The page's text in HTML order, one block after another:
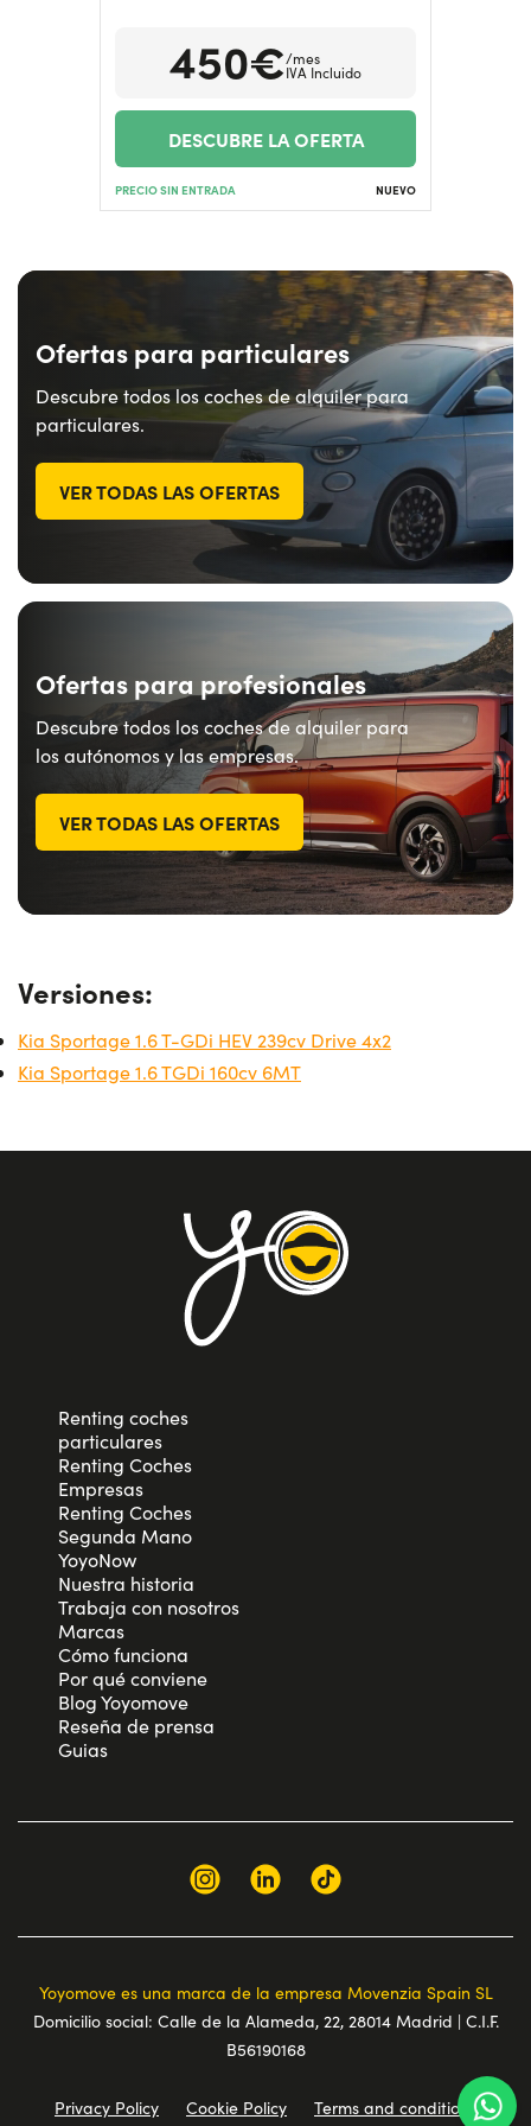
¿Necesitas ayuda?450€/mes
IVA Incluido
DESCUBRE LA OFERTA
PRECIO SIN ENTRADA NUEVO
Ofertas para particulares
Descubre todos los coches de alquiler para
particulares.
VER TODAS LAS OFERTAS
Ofertas para profesionales
Descubre todos los coches de alquiler para
los autónomos y las empresas.
VER TODAS LAS OFERTAS
Versiones:
Kia Sportage 1.6 T-GDi HEV 239cv Drive 4x2
Kia Sportage 1.6 TGDi 160cv 6MT
Renting coches
particulares
Renting Coches
Empresas
Renting Coches
Segunda Mano
YoyoNow
Nuestra historia
Trabaja con nosotros
Marcas
Cómo funciona
Por qué conviene
Blog Yoyomove
Reseña de prensa
Guias
Yoyomove es una marca de la empresa Movenzia Spain SL
Domicilio social: Calle de la Alameda, 22, 28014 Madrid | C.I.F.
B56190168
Privacy Policy Cookie Policy Terms and conditions